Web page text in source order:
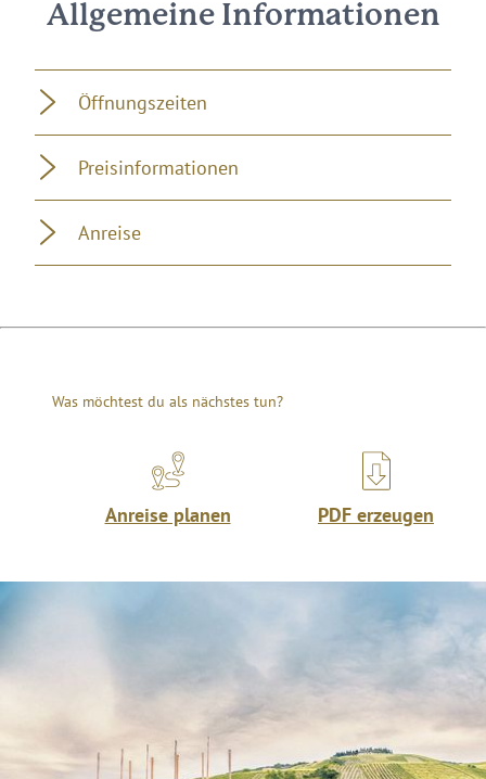
Allgemeine Informationen
Öffnungszeiten
Preisinformationen
Anreise
Was möchtest du als nächstes tun?
Anreise planen PDF erzeugen